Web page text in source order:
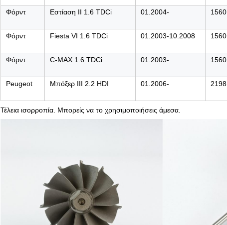
Φόρντ Εστίαση II 1.6 TDCi 01.2004- 1560
Φόρντ Fiesta VI 1.6 TDCi 01.2003-10.2008 1560
Φόρντ C-MAX 1.6 TDCi 01.2003- 1560
Peugeot Μπόξερ ΙΙΙ 2.2 HDI 01.2006- 2198
Τέλεια ισορροπία. Μπορείς να το χρησιμοποιήσεις άμεσα.